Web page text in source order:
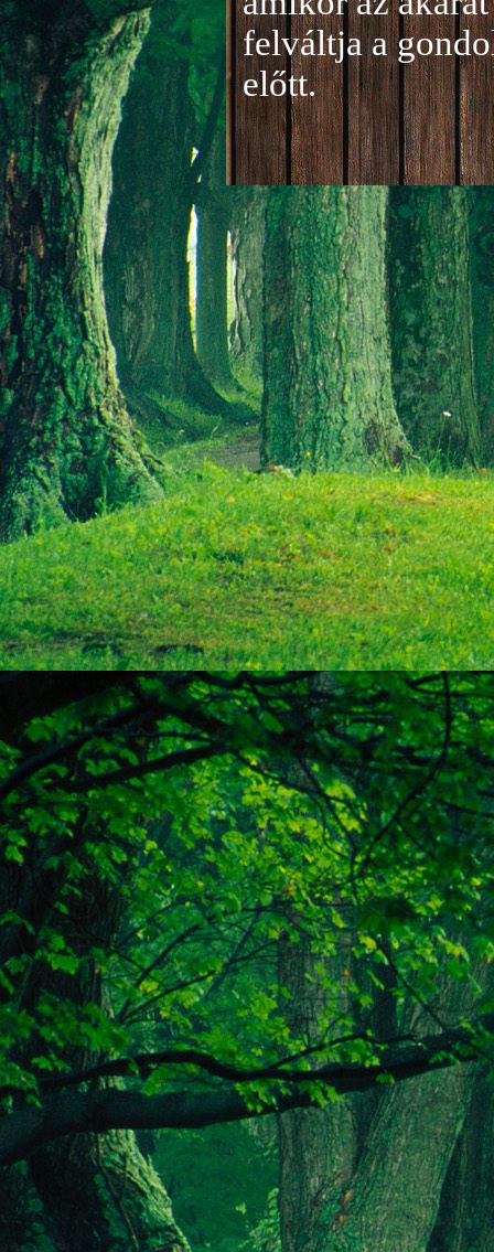
felváltja a
előtt.
Jelentkezés a
A
folyamatosan
benyújtása a je
történik mind
személyesen.
személyesen a
címen tudjátok
Kérelmeteket
amennyiben
ovi bejárata a
nyíló
Szeretettel
Elérhetőségek
Dr. Göllner
2081 Piliscsaba,
e-mail:
telefonszám:
Dr. Göllner